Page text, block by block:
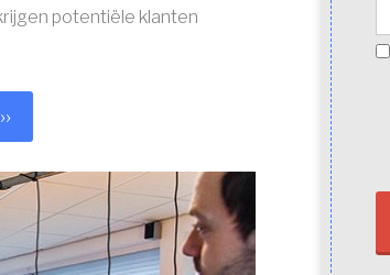
potentiële klanten